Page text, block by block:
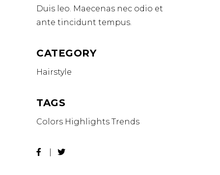
Duis leo. Maecenas nec odio et
ante tincidunt tempus.
CATEGORY
Hairstyle
TAGS
Colors Highlights Trends